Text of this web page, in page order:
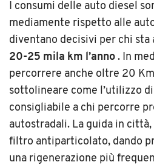
I consumi delle auto diesel
mediamente rispetto alle
diventano decisivi per chi sta
20-25 mila km l’anno . In
percorrere anche oltre 20
sottolineare come l’utilizzo
consigliabile a chi percorre
autostradali. La guida in
filtro antiparticolato, dando
una rigenerazione più